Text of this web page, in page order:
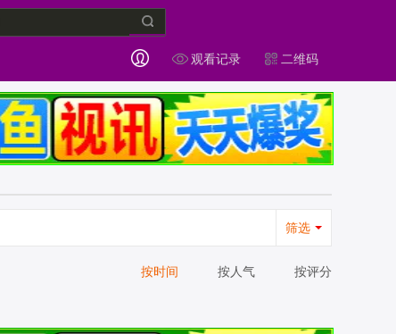
二维码
观看记录
筛选
按时间 按人气 按评分